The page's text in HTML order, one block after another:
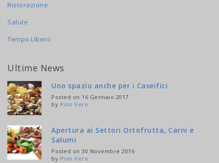
Ristorazione
Salute
Tempo Libero
Ultime News
Uno spazio anche per i Caseifici
Posted on 16 Gennaio 2017
by Pino Vero
Apertura ai Settori Ortofrutta, Carni e
Salumi
Posted on 30 Novembre 2016
by Pino Vero